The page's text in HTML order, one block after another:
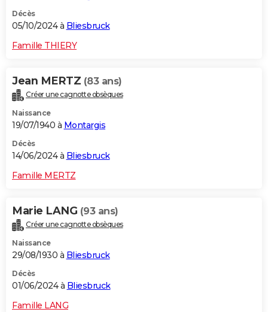
Décès
05/10/2024 à Bliesbruck
Famille THIERY
Jean MERTZ (83 ans)
Créer une cagnotte obsèques
Naissance
19/07/1940 à Montargis
Décès
14/06/2024 à Bliesbruck
Famille MERTZ
Marie LANG (93 ans)
Créer une cagnotte obsèques
Naissance
29/08/1930 à Bliesbruck
Décès
01/06/2024 à Bliesbruck
Famille LANG